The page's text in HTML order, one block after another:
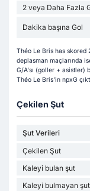
2 veya Daha Fazla
Dakika başına Gol
Théo Le Bris has skored
deplasman maçlarında
G/A'sı (goller + asistler)
Théo Le Bris'in npxG
Çekilen Şut
Şut Verileri
Çekilen Şut
Kaleyi bulan şut
Kaleyi bulmayan şut